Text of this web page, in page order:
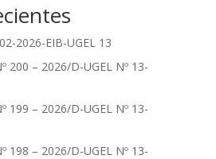
2026-EIB-UGEL 13
200 – 2026/D-UGEL Nº 13-
199 – 2026/D-UGEL Nº 13-
198 – 2026/D-UGEL Nº 13-